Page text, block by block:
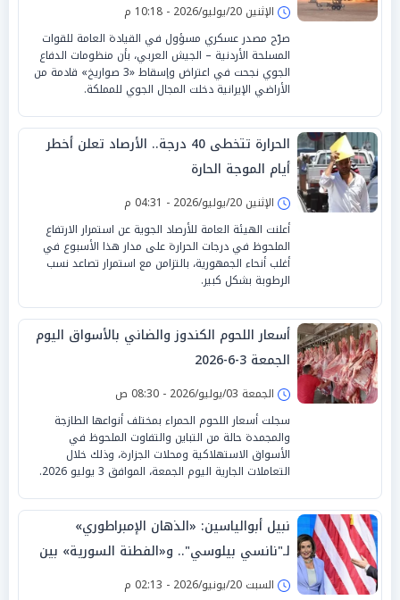
الإثنين 20/يوليو/2026 - 10:18 م
صرّح مصدر عسكري مسؤول في القيادة العامة للقوات
المسلحة الأردنية – الجيش العربي، بأن منظومات الدفاع
الجوي نجحت في اعتراض وإسقاط «3 صواريخ» قادمة من
الأراضي الإيرانية دخلت المجال الجوي للمملكة.
الحرارة تتخطى 40 درجة.. الأرصاد تعلن أخطر
أيام الموجة الحارة
الإثنين 20/يوليو/2026 - 04:31 م
أعلنت الهيئة العامة للأرصاد الجوية عن استمرار الارتفاع
الملحوظ في درجات الحرارة على مدار هذا الأسبوع في
أغلب أنحاء الجمهورية، بالتزامن مع استمرار تصاعد نسب
الرطوبة بشكل كبير.
أسعار اللحوم الكندوز والضاني بالأسواق اليوم
الجمعة 3-6-2026
الجمعة 03/يوليو/2026 - 08:30 ص
سجلت أسعار اللحوم الحمراء بمختلف أنواعها الطازجة
والمجمدة حالة من التباين والتفاوت الملحوظ في
الأسواق الاستهلاكية ومحلات الجزارة، وذلك خلال
التعاملات الجارية اليوم الجمعة، الموافق 3 يوليو 2026.
نبيل أبوالياسين: «الذهان الإمبراطوري»
لـ"نانسي بيلوسي".. و«الفطنة السورية» بين
«الجغرافيا البديلة» و«الارتداد السيكوباتي»
السبت 20/يونيو/2026 - 02:13 م